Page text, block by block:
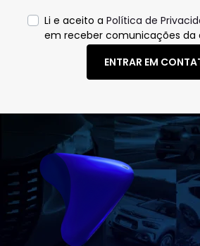
Li e aceito a Política de
em receber comunicações da
ENTRAR EM